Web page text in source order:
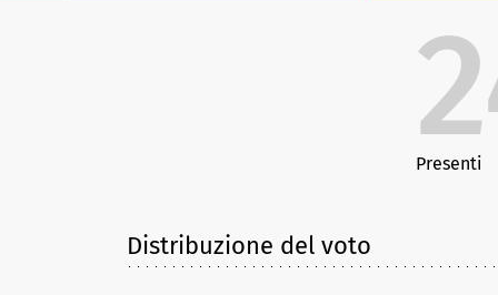
Presenti
Distribuzione del voto